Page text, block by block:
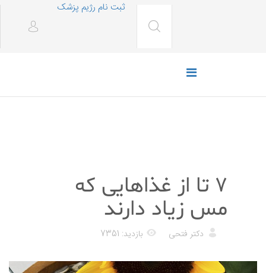
ثبت نام رژیم پزشک
۷ تا از غذاهایی که
مس زیاد دارند
دکتر فتحی بازدید: 7351